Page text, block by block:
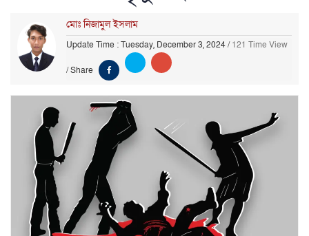
মোঃ নিজামুল ইসলাম
Update Time : Tuesday, December 3, 2024/121 Time View
/Share